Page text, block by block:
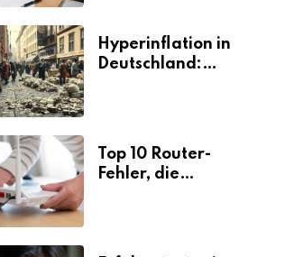
Hyperinflation in
Deutschland:
Top 10 Router-
Fehler, die